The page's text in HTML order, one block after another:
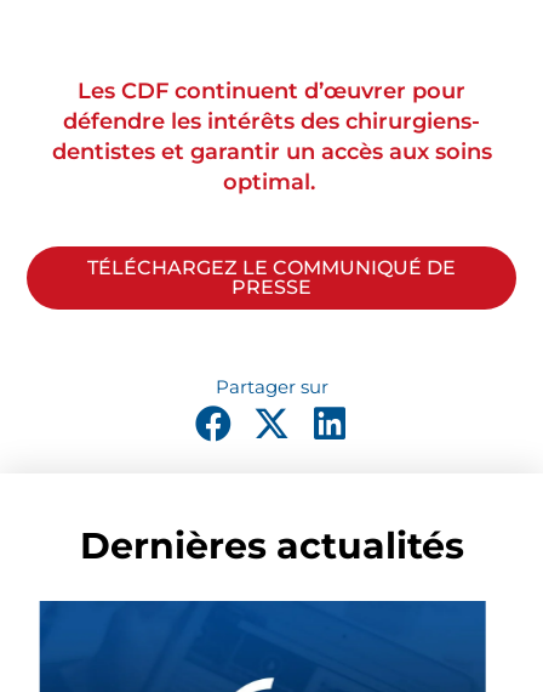
Les CDF continuent d’œuvrer pour
défendre les intérêts des chirurgiens-
dentistes et garantir un accès aux soins
optimal.
TÉLÉCHARGEZ LE COMMUNIQUÉ DE
PRESSE
Dernières actualités